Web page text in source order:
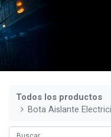
Todos los productos
Bota Aislante